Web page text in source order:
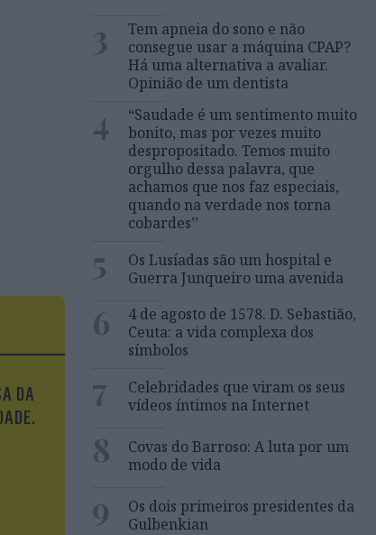
DA
3
Tem apneia do sono e não
consegue usar a máquina CPAP?
Há uma alternativa a avaliar.
Opinião de um dentista
4
“Saudade é um sentimento muito
bonito, mas por vezes muito
despropositado. Temos muito
orgulho dessa palavra, que
achamos que nos faz especiais,
quando na verdade nos torna
cobardes’’
5
Os Lusíadas são um hospital e
Guerra Junqueiro uma avenida
6
4 de agosto de 1578. D. Sebastião,
Ceuta: a vida complexa dos
símbolos
7
Celebridades que viram os seus
vídeos íntimos na Internet
8
Covas do Barroso: A luta por um
modo de vida
9
Os dois primeiros presidentes da
Gulbenkian